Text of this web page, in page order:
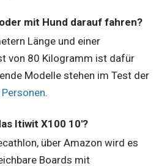
mit Hund darauf fahren?
Länge und einer
von 80 Kilogramm ist dafür
Modelle stehen im Test der
.
Itiwit X100 10'?
über Amazon wird es
Boards mit